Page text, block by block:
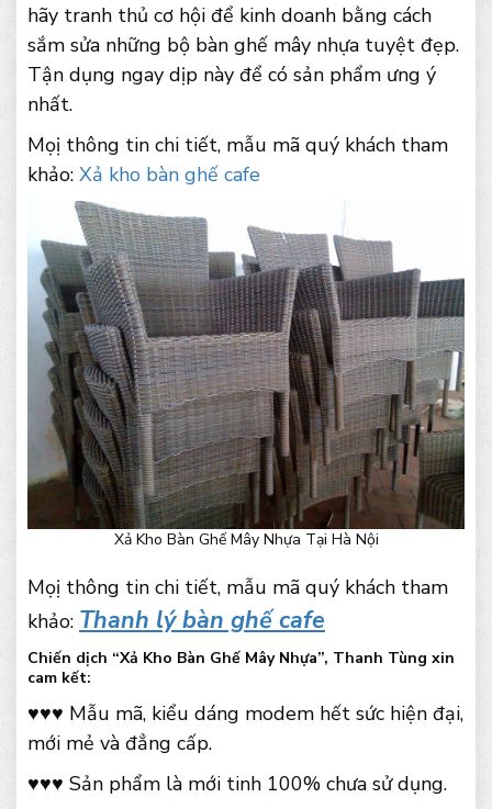
hãy tranh thủ cơ hội để kinh doanh bằng cách
sắm sửa những bộ bàn ghế mây nhựa tuyệt đẹp.
Tận dụng ngay dịp này để có sản phẩm ưng ý
nhất.
Mọị thông tin chi tiết, mẫu mã quý khách tham
khảo: Xả kho bàn ghế cafe
Xả Kho Bàn Ghế Mây Nhựa Tại Hà Nội
Mọị thông tin chi tiết, mẫu mã quý khách tham
khảo: Thanh lý bàn ghế cafe
Chiến dịch “Xả Kho Bàn Ghế Mây Nhựa”, Thanh Tùng xin
cam kết:
♥♥♥ Mẫu mã, kiểu dáng modem hết sức hiện đại,
mới mẻ và đẳng cấp.
♥♥♥ Sản phẩm là mới tinh 100% chưa sử dụng.